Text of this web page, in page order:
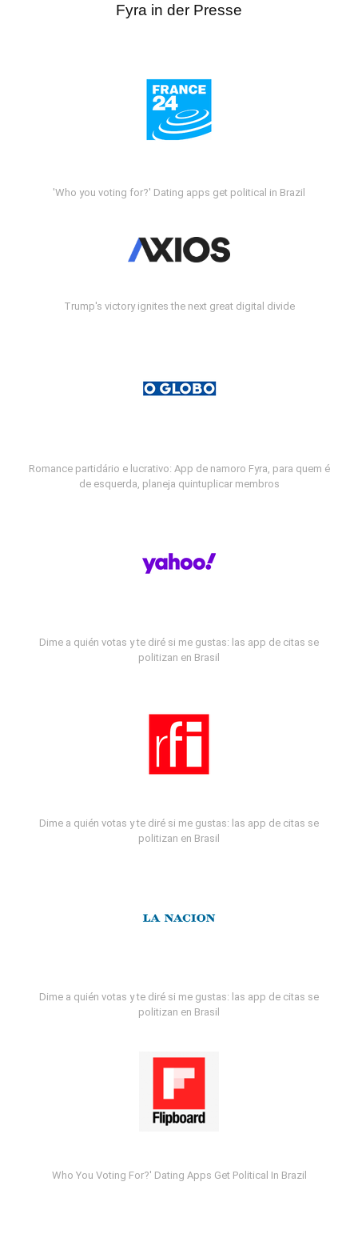
Fyra in der Presse
'Who you voting for?' Dating apps get political in Brazil
Trump's victory ignites the next great digital divide
Romance partidário e lucrativo: App de namoro Fyra, para quem é
de esquerda, planeja quintuplicar membros
Dime a quién votas y te diré si me gustas: las app de citas se
politizan en Brasil
Dime a quién votas y te diré si me gustas: las app de citas se
politizan en Brasil
Dime a quién votas y te diré si me gustas: las app de citas se
politizan en Brasil
Who You Voting For?' Dating Apps Get Political In Brazil